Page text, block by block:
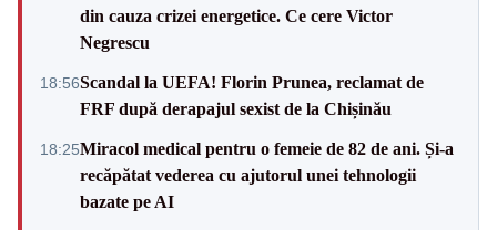
din cauza crizei energetice. Ce cere Victor
Negrescu
18:56Scandal la UEFA! Florin Prunea, reclamat de
FRF după derapajul sexist de la Chișinău
18:25Miracol medical pentru o femeie de 82 de ani. Și-a
recăpătat vederea cu ajutorul unei tehnologii
bazate pe AI